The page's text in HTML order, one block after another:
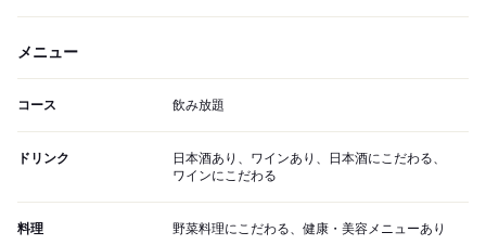
メニュー
コース 飲み放題
ドリンク
日本酒あり、ワインあり、日本酒にこだわる、
ワインにこだわる
料理 野菜料理にこだわる、健康・美容メニューあり